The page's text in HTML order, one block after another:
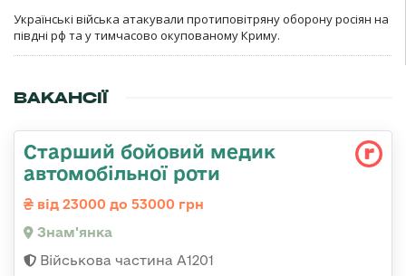
Українські війська атакували протиповітряну оборону росіян на
півдні рф та у тимчасово окупованому Криму.
ВАКАНСІЇ
Старший бойовий медик
автомобільної роти
від 23000 до 53000 грн
Знам'янка
Військова частина А1201